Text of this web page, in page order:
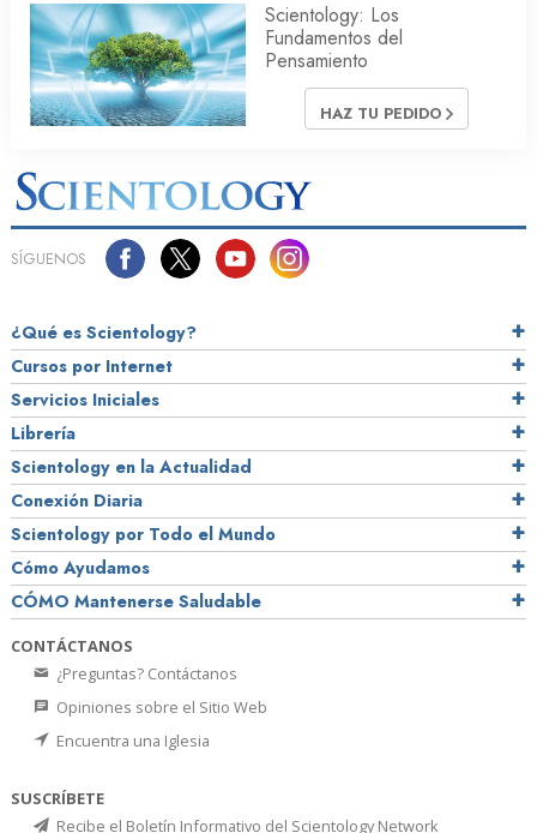
Scientology: Los
Fundamentos del
Pensamiento
HAZ TU PEDIDO
SÍGUENOS
¿Qué es Scientology?
Cursos por Internet
Servicios Iniciales
Librería
Scientology en la Actualidad
Conexión Diaria
Scientology por Todo el Mundo
Cómo Ayudamos
CÓMO Mantenerse Saludable
CONTÁCTANOS
¿Preguntas? Contáctanos
Opiniones sobre el Sitio Web
Encuentra una Iglesia
SUSCRÍBETE
Recibe el Boletín Informativo del Scientology Network